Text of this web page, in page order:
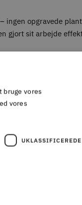
ingen opgravede
gjort sit arbejde
bruge vores
vores
UKLASSIFICEREDE